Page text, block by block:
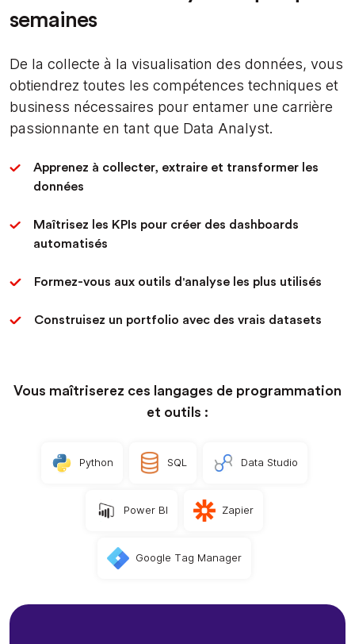
semaines
De la collecte à la visualisation des données, vous
obtiendrez toutes les compétences techniques et
business nécessaires pour entamer une carrière
passionnante en tant que Data Analyst.
Apprenez à collecter, extraire et transformer les
données
Maîtrisez les KPIs pour créer des dashboards
automatisés
Formez-vous aux outils d'analyse les plus utilisés
Construisez un portfolio avec des vrais datasets
Vous maîtriserez ces langages de programmation
et outils :
Python SQL Data Studio
Power BI Zapier
Google Tag Manager